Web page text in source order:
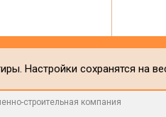
Настройки сохранятся на
строительная компания